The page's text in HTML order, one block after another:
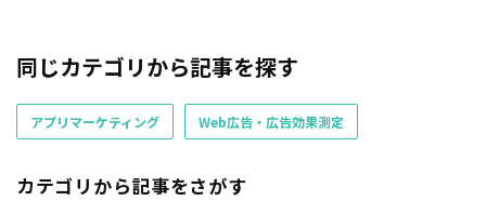
同じカテゴリから記事を探す
アプリマーケティング Web広告・広告効果測定
カテゴリから記事をさがす